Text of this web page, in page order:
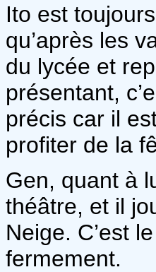
Ito est
qu’après les
du lycée et
présentant,
précis car il
profiter de la
Gen, quant à
théâtre, et il
Neige. C’est
fermement.